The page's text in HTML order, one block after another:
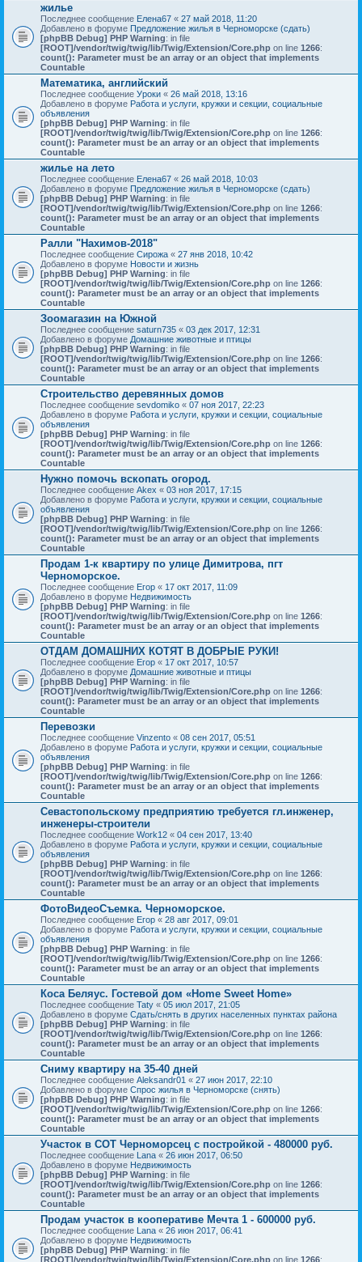
жилье
Последнее сообщение Елена67 « 27 май 2018, 11:20
Добавлено в форуме Предложение жилья в Черноморске (сдать)
[phpBB Debug] PHP Warning: in file
[ROOT]/vendor/twig/twig/lib/Twig/Extension/Core.php on line 1266:
count(): Parameter must be an array or an object that implements
Countable
Математика, английский
Последнее сообщение Уроки « 26 май 2018, 13:16
Добавлено в форуме Работа и услуги, кружки и секции, социальные
объявления
[phpBB Debug] PHP Warning: in file
[ROOT]/vendor/twig/twig/lib/Twig/Extension/Core.php on line 1266:
count(): Parameter must be an array or an object that implements
Countable
жилье на лето
Последнее сообщение Елена67 « 26 май 2018, 10:03
Добавлено в форуме Предложение жилья в Черноморске (сдать)
[phpBB Debug] PHP Warning: in file
[ROOT]/vendor/twig/twig/lib/Twig/Extension/Core.php on line 1266:
count(): Parameter must be an array or an object that implements
Countable
Ралли "Нахимов-2018"
Последнее сообщение Сирожа « 27 янв 2018, 10:42
Добавлено в форуме Новости и жизнь
[phpBB Debug] PHP Warning: in file
[ROOT]/vendor/twig/twig/lib/Twig/Extension/Core.php on line 1266:
count(): Parameter must be an array or an object that implements
Countable
Зоомагазин на Южной
Последнее сообщение saturn735 « 03 дек 2017, 12:31
Добавлено в форуме Домашние животные и птицы
[phpBB Debug] PHP Warning: in file
[ROOT]/vendor/twig/twig/lib/Twig/Extension/Core.php on line 1266:
count(): Parameter must be an array or an object that implements
Countable
Строительство деревянных домов
Последнее сообщение sevdomiko « 07 ноя 2017, 22:23
Добавлено в форуме Работа и услуги, кружки и секции, социальные
объявления
[phpBB Debug] PHP Warning: in file
[ROOT]/vendor/twig/twig/lib/Twig/Extension/Core.php on line 1266:
count(): Parameter must be an array or an object that implements
Countable
Нужно помочь вскопать огород.
Последнее сообщение Akex « 03 ноя 2017, 17:15
Добавлено в форуме Работа и услуги, кружки и секции, социальные
объявления
[phpBB Debug] PHP Warning: in file
[ROOT]/vendor/twig/twig/lib/Twig/Extension/Core.php on line 1266:
count(): Parameter must be an array or an object that implements
Countable
Продам 1-к квартиру по улице Димитрова, пгт
Черноморское.
Последнее сообщение Егор « 17 окт 2017, 11:09
Добавлено в форуме Недвижимость
[phpBB Debug] PHP Warning: in file
[ROOT]/vendor/twig/twig/lib/Twig/Extension/Core.php on line 1266:
count(): Parameter must be an array or an object that implements
Countable
ОТДАМ ДОМАШНИХ КОТЯТ В ДОБРЫЕ РУКИ!
Последнее сообщение Егор « 17 окт 2017, 10:57
Добавлено в форуме Домашние животные и птицы
[phpBB Debug] PHP Warning: in file
[ROOT]/vendor/twig/twig/lib/Twig/Extension/Core.php on line 1266:
count(): Parameter must be an array or an object that implements
Countable
Перевозки
Последнее сообщение Vinzento « 08 сен 2017, 05:51
Добавлено в форуме Работа и услуги, кружки и секции, социальные
объявления
[phpBB Debug] PHP Warning: in file
[ROOT]/vendor/twig/twig/lib/Twig/Extension/Core.php on line 1266:
count(): Parameter must be an array or an object that implements
Countable
Севастопольскому предприятию требуется гл.инженер,
инженеры-строители
Последнее сообщение Work12 « 04 сен 2017, 13:40
Добавлено в форуме Работа и услуги, кружки и секции, социальные
объявления
[phpBB Debug] PHP Warning: in file
[ROOT]/vendor/twig/twig/lib/Twig/Extension/Core.php on line 1266:
count(): Parameter must be an array or an object that implements
Countable
ФотоВидеоСъемка. Черноморское.
Последнее сообщение Егор « 28 авг 2017, 09:01
Добавлено в форуме Работа и услуги, кружки и секции, социальные
объявления
[phpBB Debug] PHP Warning: in file
[ROOT]/vendor/twig/twig/lib/Twig/Extension/Core.php on line 1266:
count(): Parameter must be an array or an object that implements
Countable
Коса Беляус. Гостевой дом «Home Sweet Home»
Последнее сообщение Taty « 05 июл 2017, 21:05
Добавлено в форуме Сдать/снять в других населенных пунктах района
[phpBB Debug] PHP Warning: in file
[ROOT]/vendor/twig/twig/lib/Twig/Extension/Core.php on line 1266:
count(): Parameter must be an array or an object that implements
Countable
Сниму квартиру на 35-40 дней
Последнее сообщение Aleksandr01 « 27 июн 2017, 22:10
Добавлено в форуме Спрос жилья в Черноморске (снять)
[phpBB Debug] PHP Warning: in file
[ROOT]/vendor/twig/twig/lib/Twig/Extension/Core.php on line 1266:
count(): Parameter must be an array or an object that implements
Countable
Участок в СОТ Черноморсец с постройкой - 480000 руб.
Последнее сообщение Lana « 26 июн 2017, 06:50
Добавлено в форуме Недвижимость
[phpBB Debug] PHP Warning: in file
[ROOT]/vendor/twig/twig/lib/Twig/Extension/Core.php on line 1266:
count(): Parameter must be an array or an object that implements
Countable
Продам участок в кооперативе Мечта 1 - 600000 руб.
Последнее сообщение Lana « 26 июн 2017, 06:41
Добавлено в форуме Недвижимость
[phpBB Debug] PHP Warning: in file
[ROOT]/vendor/twig/twig/lib/Twig/Extension/Core.php on line 1266: